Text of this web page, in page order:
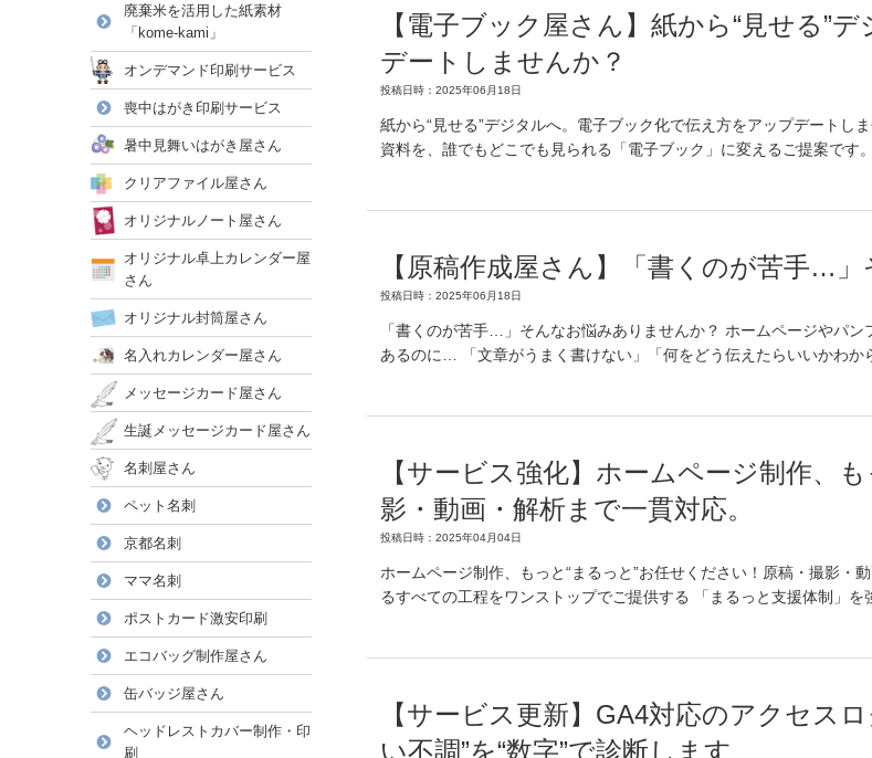
【電子ブック屋さん】紙から“見せる”
デートしませんか？
投稿日時：2025年06月18日
紙から“見せる”デジタルへ。電子ブック化で伝え方をアップデートし
資料を、誰でもどこでも見られる「電子ブック」に変えるご提案です
【原稿作成屋さん】「書くのが苦手…
投稿日時：2025年06月18日
「書くのが苦手…」そんなお悩みありませんか？ ホームページやパ
あるのに… 「文章がうまく書けない」「何をどう伝えたらいいかわか
【サービス強化】ホームページ制作、
影・動画・解析まで一貫対応。
投稿日時：2025年04月04日
ホームページ制作、もっと“まるっと”お任せください！原稿・撮影
るすべての工程をワンストップでご提供する 「まるっと支援体制」を
【サービス更新】GA4対応のアクセス
い不調”を“数字”で診断します
廃棄米を活用した紙素材
「kome-kami」
オンデマンド印刷サービス
喪中はがき印刷サービス
暑中見舞いはがき屋さん
クリアファイル屋さん
オリジナルノート屋さん
オリジナル卓上カレンダー屋
さん
オリジナル封筒屋さん
名入れカレンダー屋さん
メッセージカード屋さん
生誕メッセージカード屋さん
名刺屋さん
ペット名刺
京都名刺
ママ名刺
ポストカード激安印刷
エコバッグ制作屋さん
缶バッジ屋さん
ヘッドレストカバー制作・印
刷